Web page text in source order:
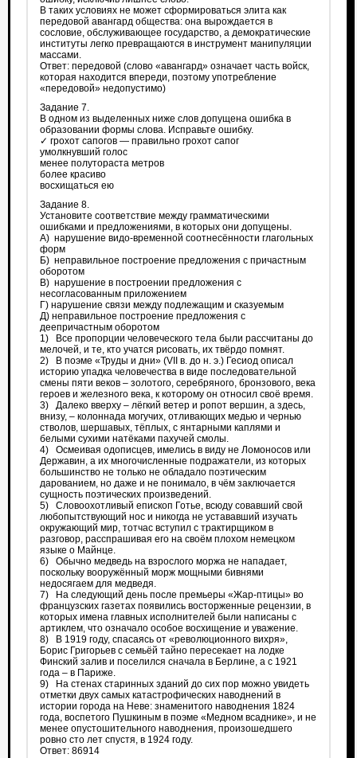
В таких условиях не может сформироваться элита как
передовой авангард общества: она вырождается в
сословие, обслуживающее государство, а демократические
институты легко превращаются в инструмент манипуляции
массами.
Ответ: передовой (слово «авангард» означает часть войск,
которая находится впереди, поэтому употребление
«передовой» недопустимо)
Задание 7.
В одном из выделенных ниже слов допущена ошибка в
образовании формы слова. Исправьте ошибку.
✓ грохот сапогов — правильно грохот сапог
умолкнувший голос
менее полутораста метров
более красиво
восхищаться ею
Задание 8.
Установите соответствие между грамматическими
ошибками и предложениями, в которых они допущены.
A) нарушение видо-временной соотнесённости глагольных
форм
Б) неправильное построение предложения с причастным
оборотом
B) нарушение в построении предложения с
несогласованным приложением
Г) нарушение связи между подлежащим и сказуемым
Д) неправильное построение предложения с
деепричастным оборотом
1) Все пропорции человеческого тела были рассчитаны до
мелочей, и те, кто учатся рисовать, их твёрдо помнят.
2) В поэме «Труды и дни» (VII в. до н. э.) Гесиод описал
историю упадка человечества в виде последовательной
смены пяти веков – золотого, серебряного, бронзового, века
героев и железного века, к которому он относил своё время.
3) Далеко вверху – лёгкий ветер и ропот вершин, а здесь,
внизу, – колоннада могучих, отливающих медью и чернью
стволов, шершавых, тёплых, с янтарными каплями и
белыми сухими натёками пахучей смолы.
4) Осмеивая одописцев, имелись в виду не Ломоносов или
Державин, а их многочисленные подражатели, из которых
большинство не только не обладало поэтическим
дарованием, но даже и не понимало, в чём заключается
сущность поэтических произведений.
5) Словоохотливый епископ Готье, всюду совавший свой
любопытствующий нос и никогда не устававший изучать
окружающий мир, тотчас вступил с трактирщиком в
разговор, расспрашивая его на своём плохом немецком
языке о Майнце.
6) Обычно медведь на взрослого моржа не нападает,
поскольку вооружённый морж мощными бивнями
недосягаем для медведя.
7) На следующий день после премьеры «Жар-птицы» во
французских газетах появились восторженные рецензии, в
которых имена главных исполнителей были написаны с
артиклем, что означало особое восхищение и уважение.
8) В 1919 году, спасаясь от «революционного вихря»,
Борис Григорьев с семьёй тайно пересекает на лодке
Финский залив и поселился сначала в Берлине, а с 1921
года – в Париже.
9) На стенах старинных зданий до сих пор можно увидеть
отметки двух самых катастрофических наводнений в
истории города на Неве: знаменитого наводнения 1824
года, воспетого Пушкиным в поэме «Медном всаднике», и не
менее опустошительного наводнения, произошедшего
ровно сто лет спустя, в 1924 году.
Ответ: 86914